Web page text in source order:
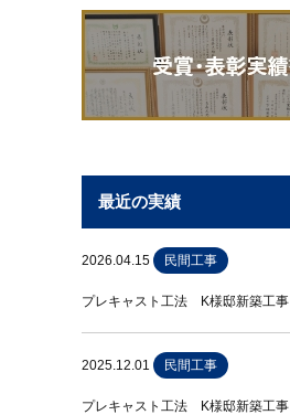
最近の実績
2026.04.15 民間工事
プレキャスト工法 K様邸新築工事
2025.12.01 民間工事
プレキャスト工法 K様邸新築工事